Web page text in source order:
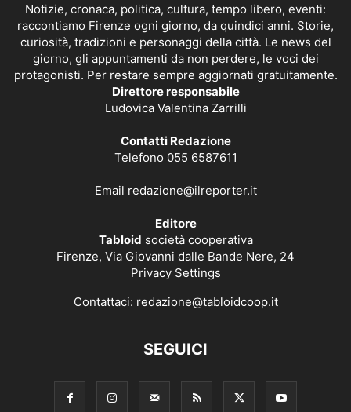
Notizie, cronaca, politica, cultura, tempo libero, eventi:
raccontiamo Firenze ogni giorno, da quindici anni. Storie,
curiosità, tradizioni e personaggi della città. Le news del
giorno, gli appuntamenti da non perdere, le voci dei
protagonisti. Per restare sempre aggiornati gratuitamente.
Direttore responsabile
Ludovica Valentina Zarrilli
Contatti Redazione
Telefono 055 6587611
Email redazione@ilreporter.it
Editore
Tabloid società cooperativa
Firenze, Via Giovanni dalle Bande Nere, 24
Privacy Settings
Contattaci: redazione@tabloidcoop.it
SEGUICI